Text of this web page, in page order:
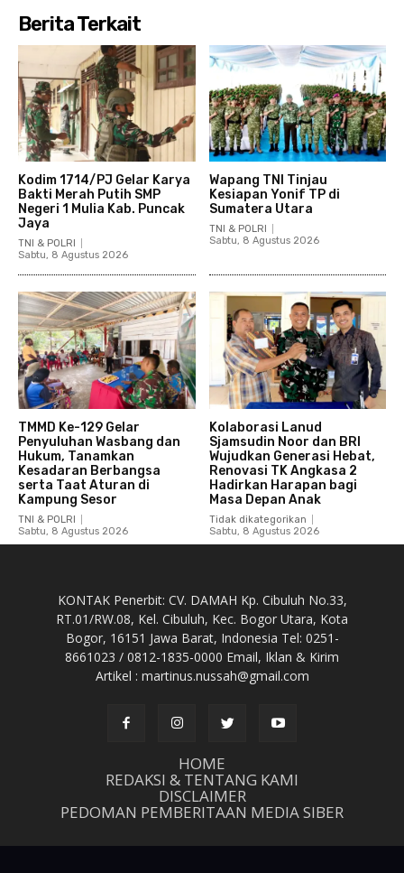
Berita Terkait
Kodim 1714/PJ Gelar Karya
Bakti Merah Putih SMP
Negeri 1 Mulia Kab. Puncak
Jaya
TNI & POLRI
Sabtu, 8 Agustus 2026
Wapang TNI Tinjau
Kesiapan Yonif TP di
Sumatera Utara
TNI & POLRI
Sabtu, 8 Agustus 2026
TMMD Ke-129 Gelar
Penyuluhan Wasbang dan
Hukum, Tanamkan
Kesadaran Berbangsa
serta Taat Aturan di
Kampung Sesor
TNI & POLRI
Sabtu, 8 Agustus 2026
Kolaborasi Lanud
Sjamsudin Noor dan BRI
Wujudkan Generasi Hebat,
Renovasi TK Angkasa 2
Hadirkan Harapan bagi
Masa Depan Anak
Tidak dikategorikan
Sabtu, 8 Agustus 2026
KONTAK Penerbit: CV. DAMAH Kp. Cibuluh No.33,
RT.01/RW.08, Kel. Cibuluh, Kec. Bogor Utara, Kota
Bogor, 16151 Jawa Barat, Indonesia Tel: 0251-
8661023 / 0812-1835-0000 Email, Iklan & Kirim
Artikel : martinus.nussah@gmail.com
HOME
REDAKSI & TENTANG KAMI
DISCLAIMER
PEDOMAN PEMBERITAAN MEDIA SIBER